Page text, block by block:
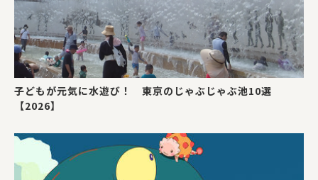
子どもが元気に水遊び！ 東京のじゃぶじゃぶ池10選
【2026】